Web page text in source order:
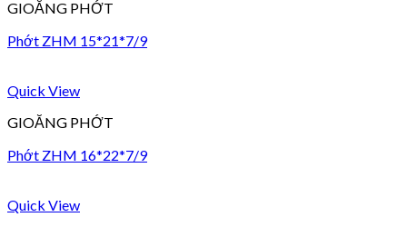
GIOĂNG PHỚT
Phớt ZHM 15*21*7/9
Quick View
GIOĂNG PHỚT
Phớt ZHM 16*22*7/9
Quick View